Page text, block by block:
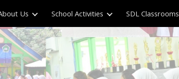
Skip to navigation
Us School Activities SDL Classrooms